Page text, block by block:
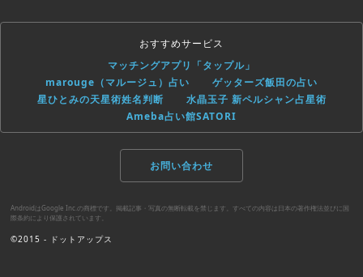
おすすめサービス
マッチングアプリ「タップル」
marouge（マルージュ）占い
ゲッターズ飯田の占い
星ひとみの天星術姓名判断
水晶玉子 新ペルシャン占星術
Ameba占い館SATORI
お問い合わせ
AndroidはGoogle Inc.の商標です。掲載記事・写真の無断転載を禁じます。すべての内容は日本の著作権法並びに国
際条約により保護されています。
©2015 - ドットアップス